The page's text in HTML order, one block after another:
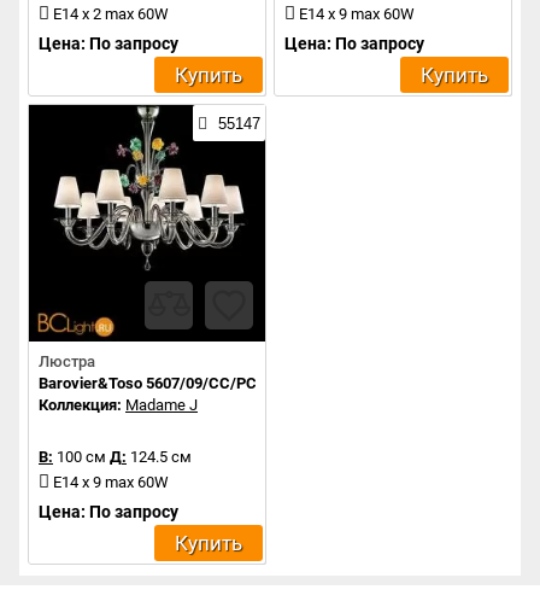
E14 x 2 max 60W
Цена: По запросу
Купить
E14 x 9 max 60W
Цена: По запросу
Купить
55147
Люстра
Barovier&Toso 5607/09/CC/PC/BB
Коллекция: Madame J
В: 100 см Д: 124.5 см
E14 x 9 max 60W
Цена: По запросу
Купить